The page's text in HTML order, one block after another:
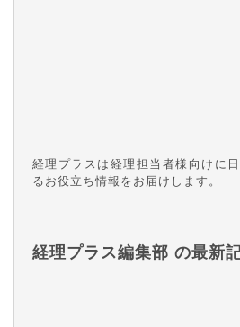
経理プラスは経理担当者様向けに
るお役立ち情報をお届けします。
経理プラス編集部 の最新